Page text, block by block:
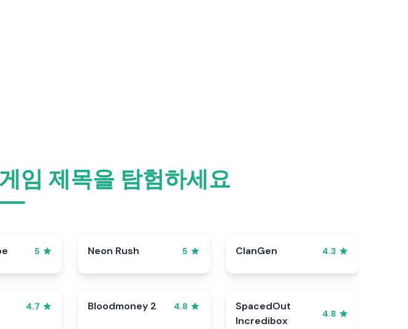
임 제목을 탐험하세요
5 Neon Rush 5 ClanGen 4.3
4.7 Bloodmoney 2 4.8
SpacedOut
Incredibox
4.8